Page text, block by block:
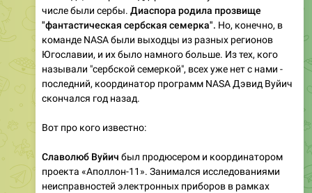
числе были сербы. Диаспора родила прозвище
"фантастическая сербская семерка". Но, конечно, в
команде NASA были выходцы из разных регионов
Югославии, и их было намного больше. Из тех, кого
называли "сербской семеркой", всех уже нет с нами -
последний, координатор программ NASA Дэвид Вуйич
скончался год назад.
Вот про кого известно:
Славолюб Вуйич был продюсером и координатором
проекта «Аполлон-11». Занимался исследованиями
неисправностей электронных приборов в рамках